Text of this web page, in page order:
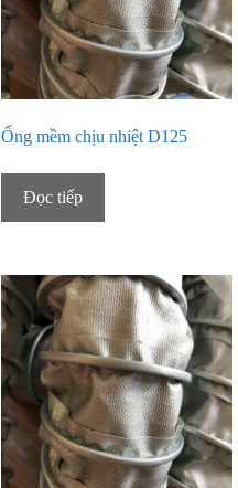
Ống mềm chịu nhiệt D125
Đọc tiếp